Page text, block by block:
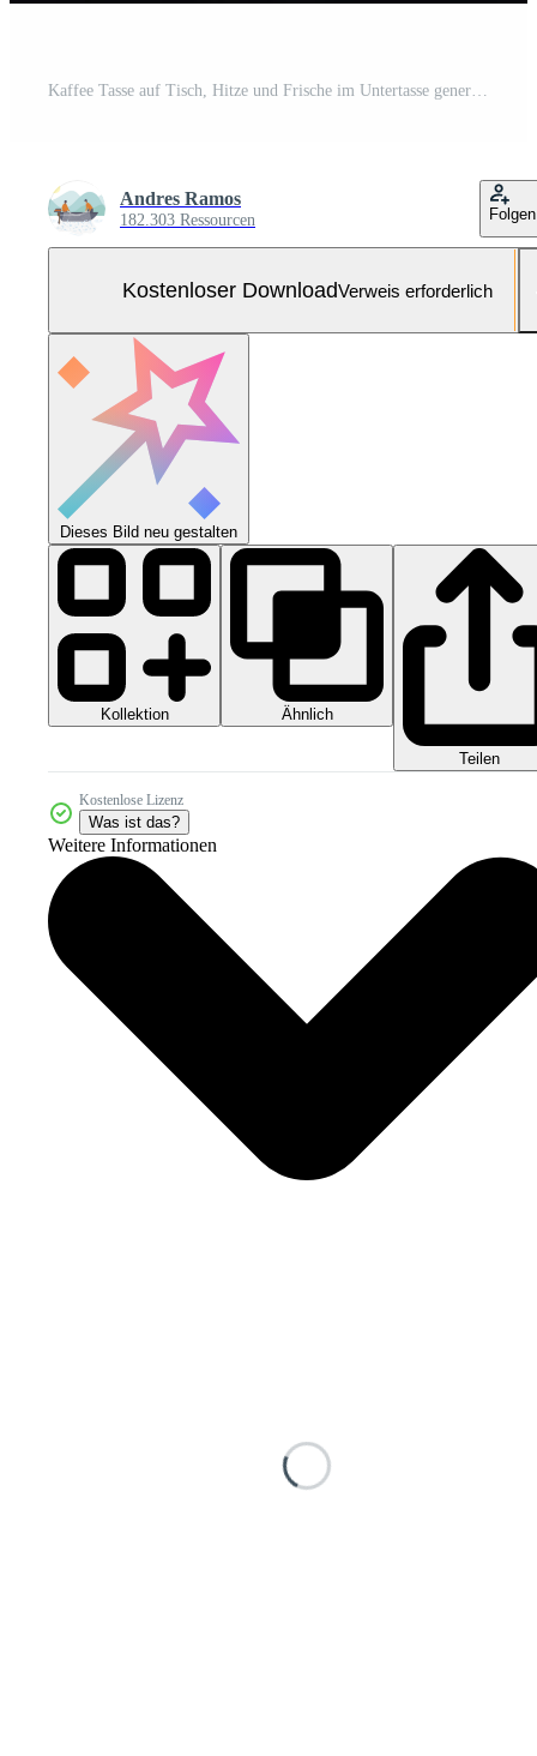
Kaffee Tasse auf Tisch, Hitze und Frische im Untertasse generiert durch ai Kostenloses Foto
Andres Ramos
182.303 Ressourcen Folgen
Kostenloser DownloadVerweis erforderlich
Dieses Bild neu gestalten
Kollektion Ähnlich
Teilen
Kostenlose Lizenz
Was ist das?
Weitere Informationen